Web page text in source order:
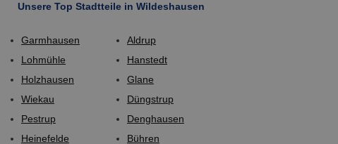
Unsere Top Stadtteile in Wildeshausen
Garmhausen
Lohmühle
Holzhausen
Wiekau
Pestrup
Heinefelde
Aldrup
Hanstedt
Glane
Düngstrup
Denghausen
Bühren